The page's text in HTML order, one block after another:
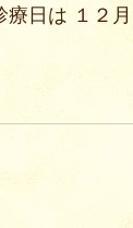
日は １２月